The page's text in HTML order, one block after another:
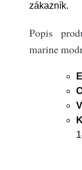
zákazník.
Popis
marine